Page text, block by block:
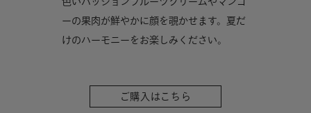
ーの果肉が鮮やかに顔を覗かせます。夏だ
けのハーモニーをお楽しみください。
ご購入はこちら